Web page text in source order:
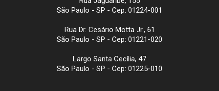
São Paulo - SP - Cep: 01224-001
Rua Dr. Cesário Motta Jr., 61
São Paulo - SP - Cep: 01221-020
Largo Santa Cecília, 47
São Paulo - SP - Cep: 01225-010